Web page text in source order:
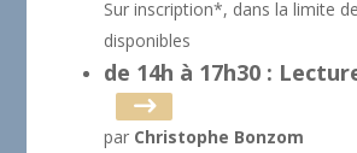
Sur inscription*, dans la limite
disponibles
de 14h à 17h30 :
par Christophe Bonzom